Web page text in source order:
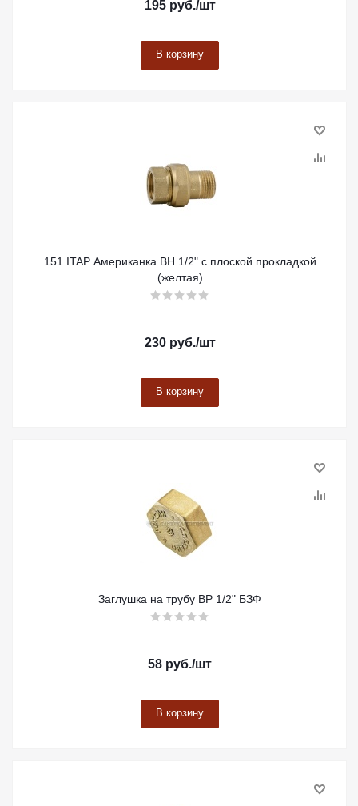
195руб./шт
В корзину
151 ITAP Американка ВН 1/2" с плоской прокладкой
(желтая)
230руб./шт
В корзину
Заглушка на трубу ВР 1/2" БЗФ
58 руб./шт
В корзину